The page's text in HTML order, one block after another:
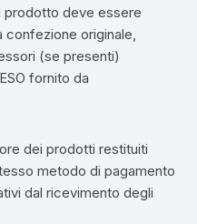
prodotto deve essere
confezione originale,
(se presenti)
fornito da
dei prodotti restituiti
metodo di pagamento
dal ricevimento degli